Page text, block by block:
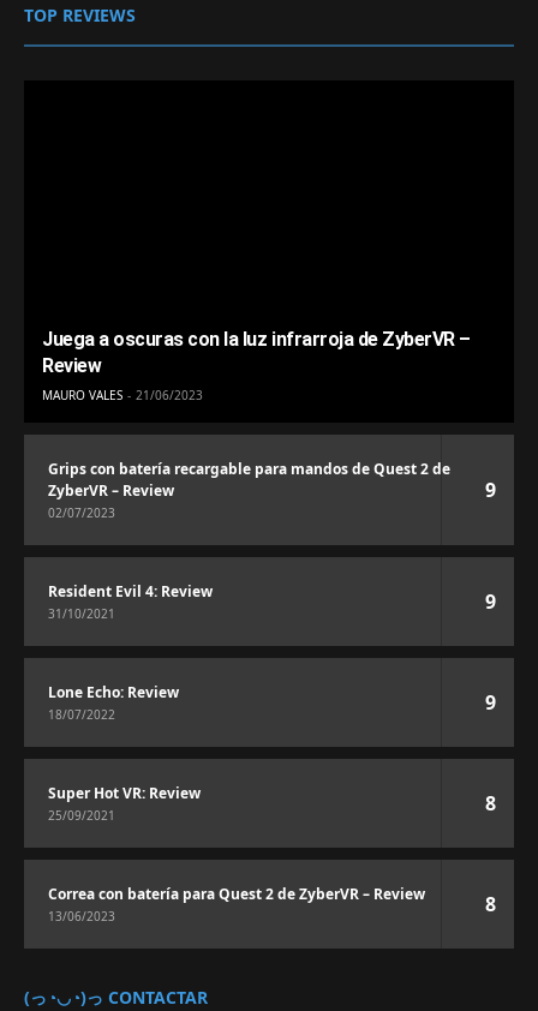
TOP REVIEWS
Juega a oscuras con la luz infrarroja de ZyberVR –
Review
MAURO VALES 21/06/2023
Grips con batería recargable para mandos de Quest 2 de
ZyberVR – Review
02/07/2023
9
Resident Evil 4: Review
31/10/2021 9
Lone Echo: Review
18/07/2022 9
Super Hot VR: Review
25/09/2021 8
Correa con batería para Quest 2 de ZyberVR – Review
13/06/2023 8
(っ◔◡◔)っ CONTACTAR